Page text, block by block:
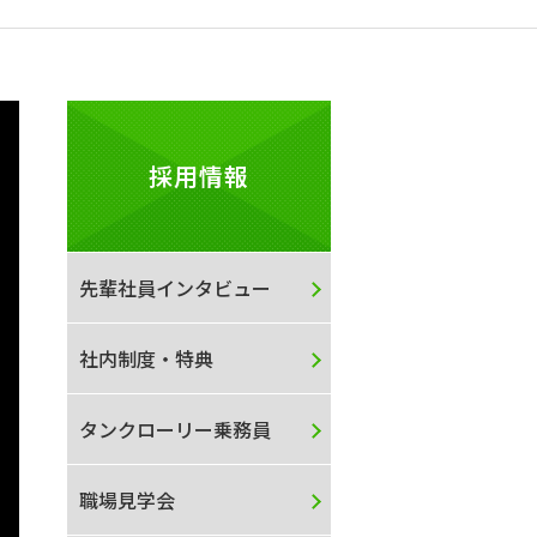
採用情報
先輩社員インタビュー
社内制度・特典
タンクローリー乗務員
職場見学会